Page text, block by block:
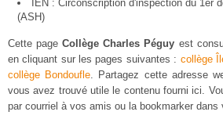
IEN : Circonscription d'inspection du 1er
(ASH)
Cette pageCollège Charles Péguy est
en cliquant sur les pages suivantes : collège
collège Bondoufle. Partagez cette adresse
vous avez trouvé utile le contenu fourni ici.
par courriel à vos amis ou la bookmarker dans